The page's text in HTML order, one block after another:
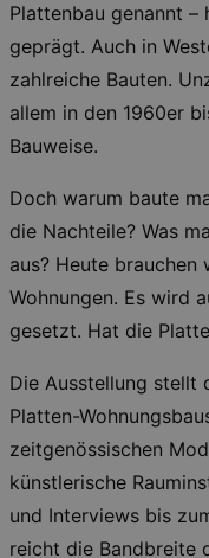
Plattenbau genannt –
geprägt. Auch in
zahlreiche Bauten.
allem in den 1960er
Bauweise.
Doch warum baute
die Nachteile? Was
aus? Heute
Wohnungen. Es wird
gesetzt. Hat die
Die Ausstellung stellt
Platten-
zeitgenössischen
künstlerische
und Interviews bis
reicht die Bandbreite